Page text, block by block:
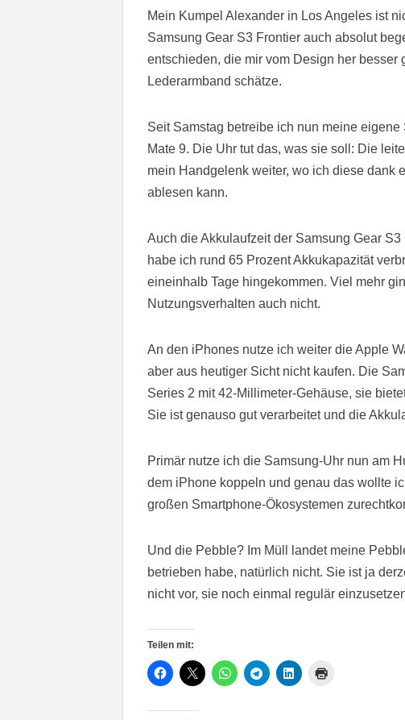
Mein Kumpel Alexander in Los Angeles ist
Samsung Gear S3 Frontier auch absolut
entschieden, die mir vom Design her
Lederarmband schätze.
Seit Samstag betreibe ich nun meine
Mate 9. Die Uhr tut das, was sie soll: Die
mein Handgelenk weiter, wo ich diese dank
ablesen kann.
Auch die Akkulaufzeit der Samsung Gear
habe ich rund 65 Prozent Akkukapazität
eineinhalb Tage hingekommen. Viel mehr
Nutzungsverhalten auch nicht.
An den iPhones nutze ich weiter die Apple
aber aus heutiger Sicht nicht kaufen. Die
Series 2 mit 42-Millimeter-Gehäuse, sie
Sie ist genauso gut verarbeitet und die
Primär nutze ich die Samsung-Uhr nun am
dem iPhone koppeln und genau das wollte
großen Smartphone-Ökosystemen
Und die Pebble? Im Müll landet meine
betrieben habe, natürlich nicht. Sie ist ja
nicht vor, sie noch einmal regulär
Teilen mit: